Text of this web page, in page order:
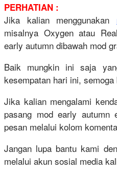
PERHATIAN :
Jika kalian menggunakan
misalnya Oxygen atau
early autumn dibawah mod
Baik mungkin ini saja
kesempatan hari ini,
Jika kalian mengalami
pasang mod early autumn
pesan melalui kolom
Jangan lupa bantu kami
melalui akun sosial media